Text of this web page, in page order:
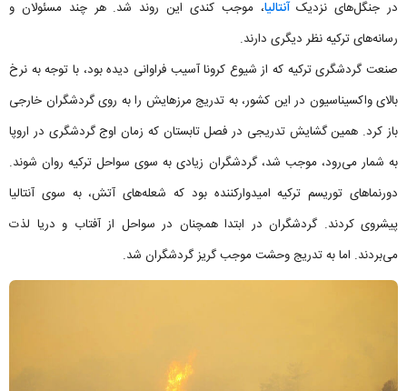
در جنگل‌های نزدیکآنتالیا، موجب کندی این روند شد. هر چند مسئولان و
رسانه‌های ترکیه نظر دیگری دارند.
صنعت گردشگری ترکیه که از شیوع کرونا آسیب فراوانی دیده بود، با توجه به نرخ
بالای واکسیناسیون در این کشور، به تدریج مرزهایش را به روی گردشگران خارجی
باز کرد. همین گشایش تدریجی در فصل تابستان که زمان اوج گردشگری در اروپا
به شمار می‌رود، موجب شد، گردشگران زیادی به سوی سواحل ترکیه روان شوند.
دورنماهای توریسم ترکیه امیدوارکننده بود که شعله‌های آتش، به سوی آنتالیا
پیشروی کردند. گردشگران در ابتدا همچنان در سواحل از آفتاب و دریا لذت
می‌بردند. اما به تدریج وحشت موجب گریز گردشگران شد.